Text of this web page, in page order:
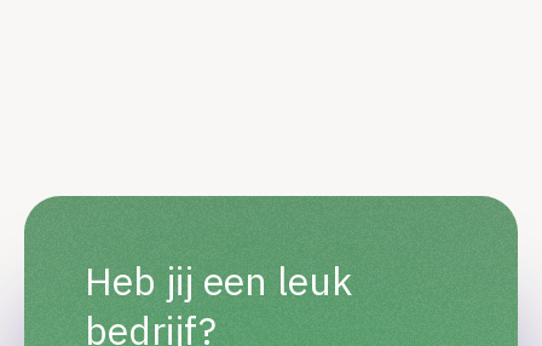
Heb jij een leuk
bedrijf?